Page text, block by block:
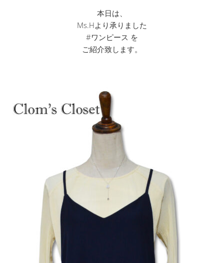
本日は、
Ms.Hより承りました
#ワンピース を
ご紹介致します。